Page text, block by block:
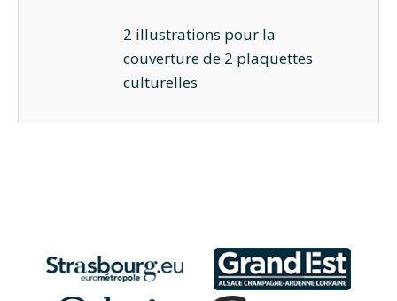
2 illustrations pour la
couverture de 2 plaquettes
culturelles